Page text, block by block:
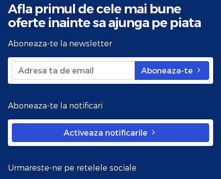
Afla primul de cele mai bune
oferte inainte sa ajunga pe piata
Aboneaza-te la newsletter
Aboneaza-te
Aboneaza-te la notificari
Activeaza notificarile
Urmareste-ne pe retelele sociale